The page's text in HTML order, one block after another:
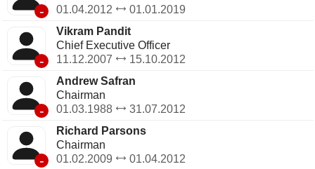
-
01.04.2012
01.01.2019
-
Vikram Pandit
Chief Executive Officer
11.12.2007
15.10.2012
-
Andrew Safran
Chairman
01.03.1988
31.07.2012
-
Richard Parsons
Chairman
01.02.2009
01.04.2012